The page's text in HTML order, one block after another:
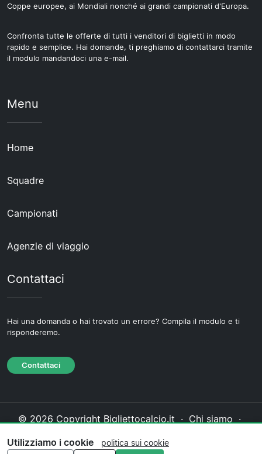
Coppe europee, ai Mondiali nonché ai grandi campionati d'Europa.
Confronta tutte le offerte di tutti i venditori di biglietti in modo
rapido e semplice. Hai domande, ti preghiamo di contattarci tramite
il modulo mandandoci una e-mail.
Menu
Home
Squadre
Campionati
Agenzie di viaggio
Contattaci
Hai una domanda o hai trovato un errore? Compila il modulo e ti
risponderemo.
Contattaci
© 2026 Copyright Bigliettocalcio.it · Chi siamo ·
cookie·Politica editoriale
Utilizziamo i cookie politica sui cookie